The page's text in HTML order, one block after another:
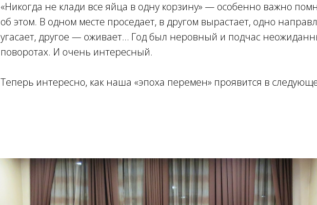
«Никогда не клади все яйца в одну корзину» — особенно важно
об этом. В одном месте проседает, в другом вырастает, одно
угасает, другое — оживает… Год был неровный и подчас
поворотах. И очень интересный.
Теперь интересно, как наша «эпоха перемен» проявится в